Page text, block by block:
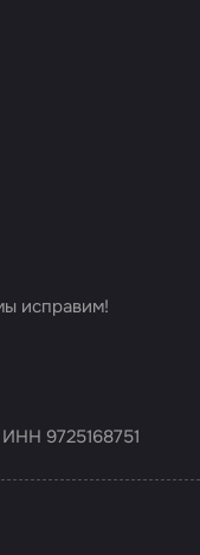
исправим!
9725168751